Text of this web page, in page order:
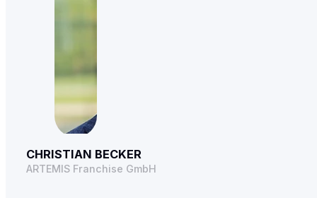
CHRISTIAN BECKER
ARTEMIS Franchise GmbH